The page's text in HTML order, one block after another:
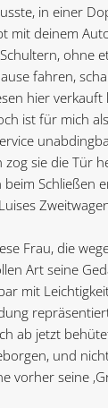
in einer
mit deinem
ohne
fahren,
hier verkauft
ist für mich
zog sie die Tür
Schließen
Frau, die
Art seine
mit
ab jetzt
und
vorher seine